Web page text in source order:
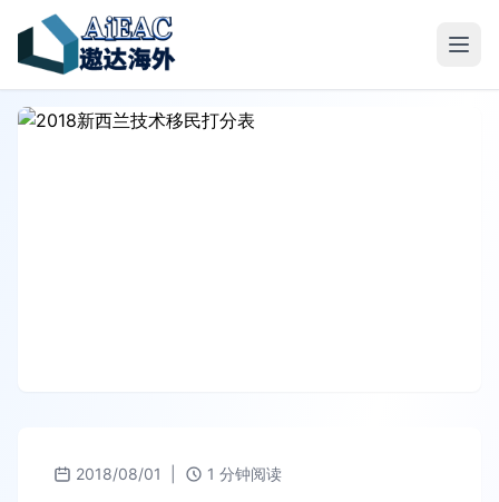
2018/08/01 1 分钟阅读